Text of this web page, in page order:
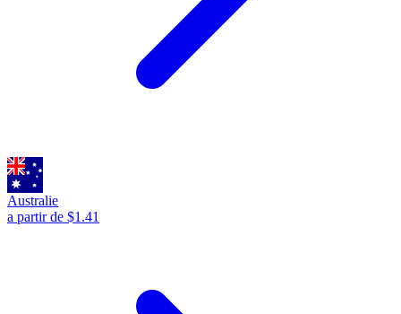
Australie
a partir de $1.41